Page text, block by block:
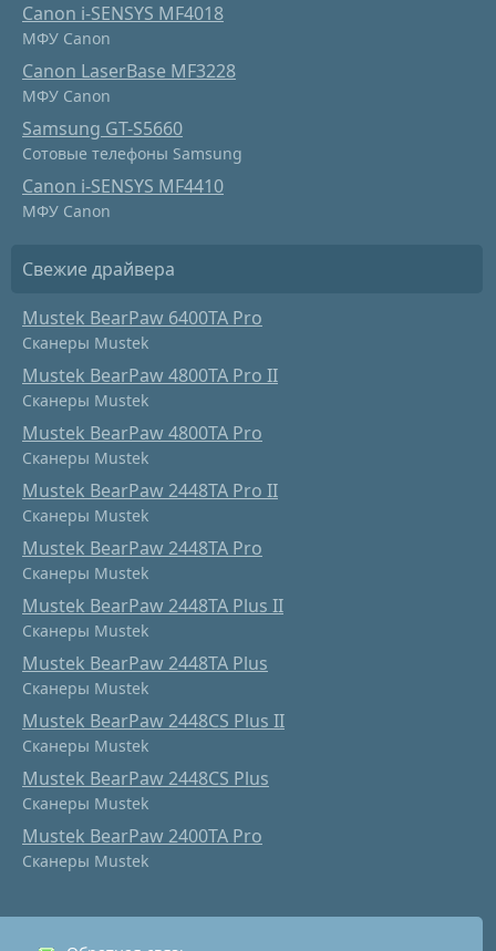
Canon i-SENSYS MF4018
МФУ Canon
Canon LaserBase MF3228
МФУ Canon
Samsung GT-S5660
Сотовые телефоны Samsung
Canon i-SENSYS MF4410
МФУ Canon
Свежие драйвера
Mustek BearPaw 6400TA Pro
Сканеры Mustek
Mustek BearPaw 4800TA Pro II
Сканеры Mustek
Mustek BearPaw 4800TA Pro
Сканеры Mustek
Mustek BearPaw 2448TA Pro II
Сканеры Mustek
Mustek BearPaw 2448TA Pro
Сканеры Mustek
Mustek BearPaw 2448TA Plus II
Сканеры Mustek
Mustek BearPaw 2448TA Plus
Сканеры Mustek
Mustek BearPaw 2448CS Plus II
Сканеры Mustek
Mustek BearPaw 2448CS Plus
Сканеры Mustek
Mustek BearPaw 2400TA Pro
Сканеры Mustek